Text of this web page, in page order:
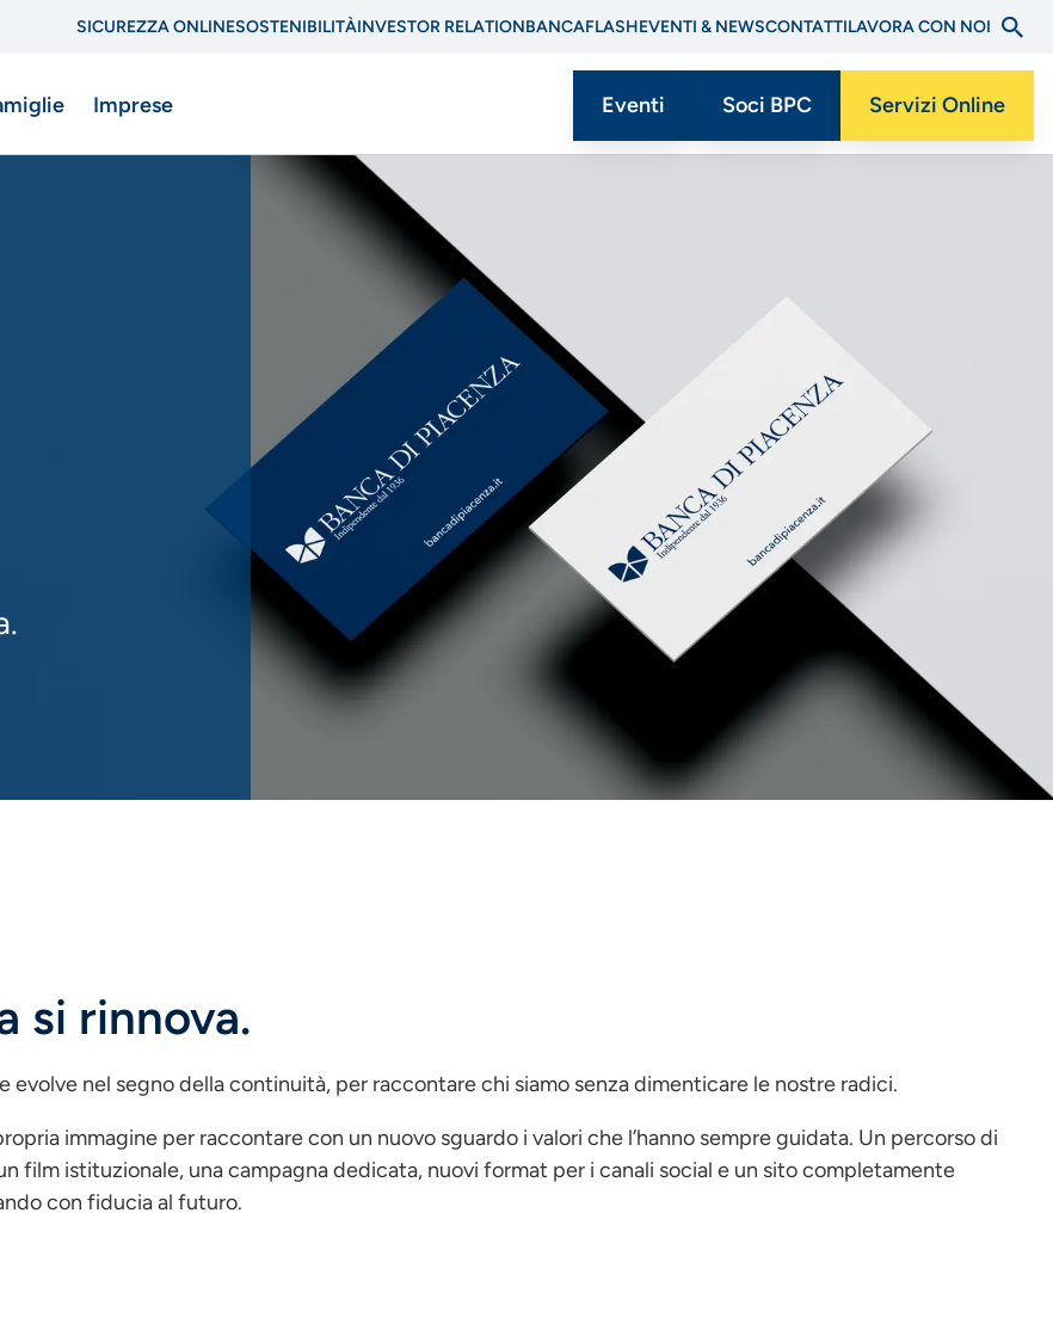
di
navigazione
SICUREZZA ONLINESOSTENIBILITÀINVESTOR RELATIONBANCAFLASHEVENTI & NEWSCONTATTILAVORA CON NOI
Imprese
Menu
Eventi Soci BPC Servizi Online
si rinnova.
evolve nel segno della continuità, per raccontare chi siamo senza dimenticare le nostre radici.
immagine per raccontare con un nuovo sguardo i valori che l’hanno sempre guidata. Un percorso di
film istituzionale, una campagna dedicata, nuovi format per i canali social e un sito completamente
con fiducia al futuro.